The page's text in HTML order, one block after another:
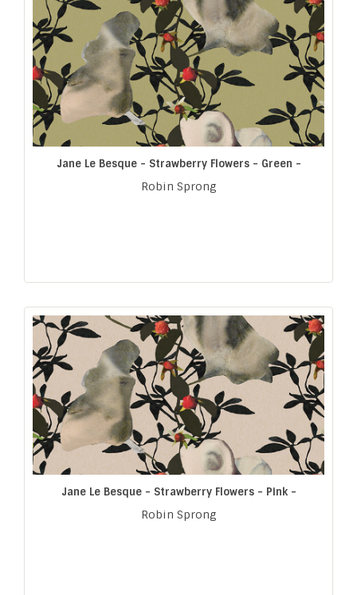
Jane Le Besque - Strawberry Flowers - Green -
Robin Sprong
Jane Le Besque - Strawberry Flowers - Pink -
Robin Sprong